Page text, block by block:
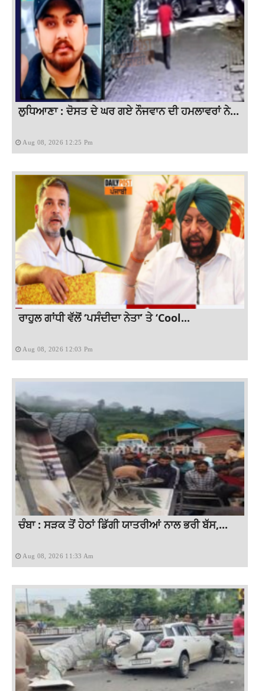
ਲੁਧਿਆਣਾ : ਦੋਸਤ ਦੇ ਘਰ ਗਏ ਨੌਜਵਾਨ ਦੀ ਹਮਲਾਵਰਾਂ ਨੇ...
Aug 08, 2026 12:25 Pm
ਰਾਹੁਲ ਗਾਂਧੀ ਵੱਲੋਂ ‘ਪਸੰਦੀਦਾ ਨੇਤਾ’ ਤੇ ‘Cool...
Aug 08, 2026 12:03 Pm
ਚੰਬਾ : ਸੜਕ ਤੋਂ ਹੇਠਾਂ ਡਿੱਗੀ ਯਾਤਰੀਆਂ ਨਾਲ ਭਰੀ ਬੱਸ,...
Aug 08, 2026 11:33 Am